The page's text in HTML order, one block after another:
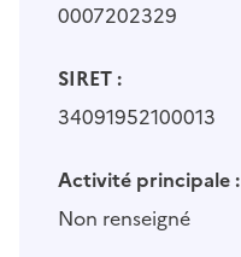
0007202329
SIRET :
34091952100013
Activité principale :
Non renseigné